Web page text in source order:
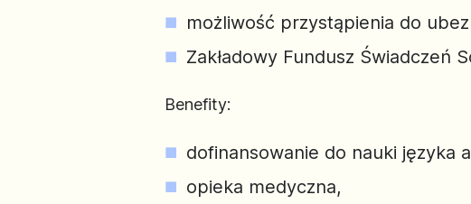
możliwość przystąpienia do
Zakładowy Fundusz Świadczeń
Benefity:
dofinansowanie do nauki języka
opieka medyczna,